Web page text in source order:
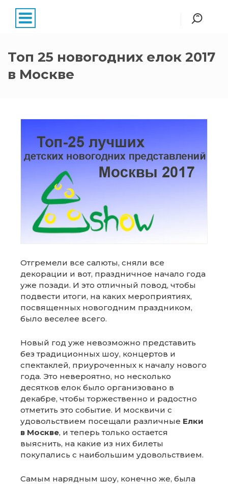
Топ 25 новогодних елок 2017
в Москве
Отгремели все салюты, сняли все
декорации и вот, праздничное начало года
уже позади. И это отличный повод, чтобы
подвести итоги, на каких мероприятиях,
посвященных новогодним праздником,
было веселее всего.
Новый год уже невозможно представить
без традиционных шоу, концертов и
спектаклей, приуроченных к началу нового
года. Это невероятно, но несколько
десятков елок было организовано в
декабре, чтобы торжественно и радостно
отметить это событие. И москвичи с
удовольствием посещали различные Елки
в Москве, и теперь только остается
выяснить, на какие из них билеты
покупались с наибольшим удовольствием.
Самым нарядным шоу, конечно же, была